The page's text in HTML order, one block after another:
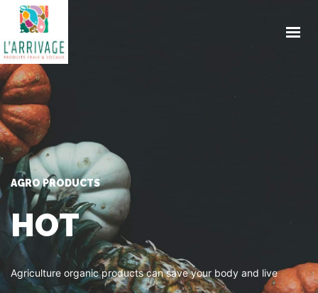
AGRO PRODUCTS
HOT
Agriculture organic products can save your body and live